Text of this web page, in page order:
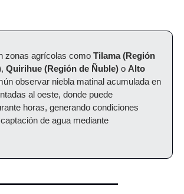
zonas agrícolas como Tilama (Región
, Quirihue (Región de Ñuble) o Alto
observar niebla matinal acumulada en
al oeste, donde puede
horas, generando condiciones
de agua mediante